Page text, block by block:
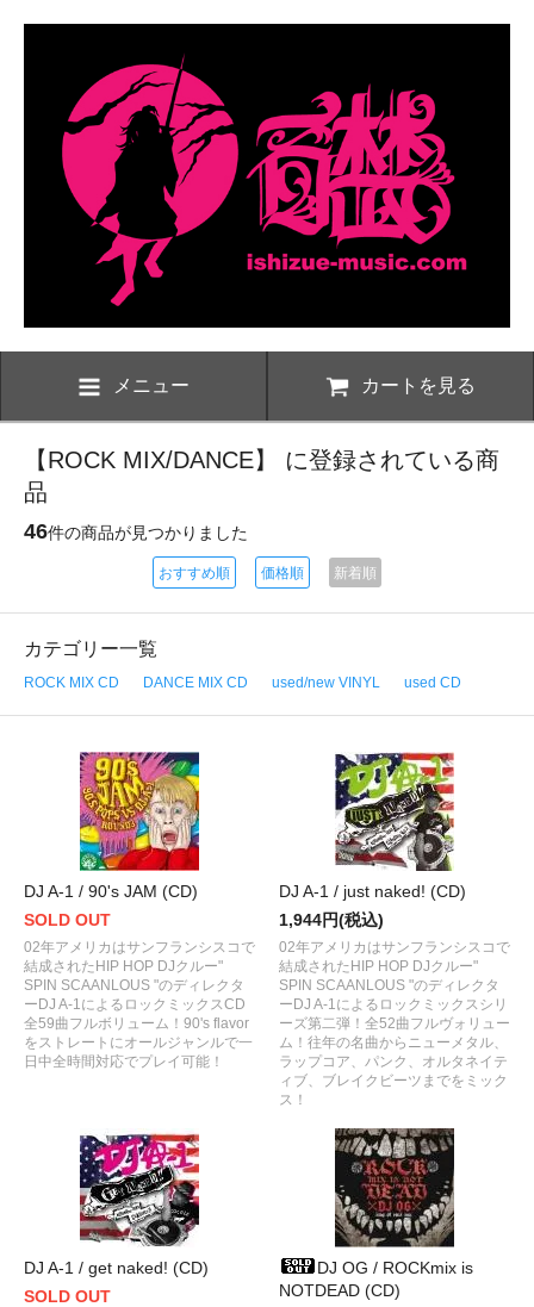
メニュー カートを見る
【ROCK MIX/DANCE】 に登録されている商
品
46件の商品が見つかりました
おすすめ順 価格順 新着順
カテゴリー一覧
ROCK MIX CD DANCE MIX CD used/new VINYL used CD
DJ A-1 / 90's JAM (CD)
SOLD OUT
02年アメリカはサンフランシスコで
結成されたHIP HOP DJクルー"
SPIN SCAANLOUS "のディレクタ
ーDJ A-1によるロックミックスCD
全59曲フルボリューム！90's flavor
をストレートにオールジャンルで一
日中全時間対応でプレイ可能！
DJ A-1 / just naked! (CD)
1,944円(税込)
02年アメリカはサンフランシスコで
結成されたHIP HOP DJクルー"
SPIN SCAANLOUS "のディレクタ
ーDJ A-1によるロックミックスシリ
ーズ第二弾！全52曲フルヴォリュー
ム！往年の名曲からニューメタル、
ラップコア、パンク、オルタネイテ
ィブ、ブレイクビーツまでをミック
ス！
DJ A-1 / get naked! (CD)
SOLD OUT
DJ OG / ROCKmix is
NOTDEAD (CD)